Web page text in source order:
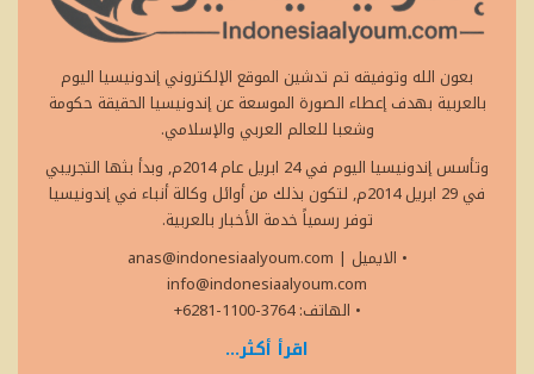
بعون الله وتوفيقه تم تدشين الموقع الإلكتروني إندونيسيا اليوم
بالعربية بهدف إعطاء الصورة الموسعة عن إندونيسيا الحقيقة حكومة
وشعبا للعالم العربي والإسلامي.
وتأسس إندونيسيا اليوم في 24 ابريل عام 2014م, وبدأ بثها التجريبي
في 29 ابريل 2014م, لتكون بذلك من أوائل وكالة أنباء في إندونيسيا
توفر رسمياً خدمة الأخبار بالعربية.
• الايميل
anas@indonesiaalyoum.com |
info@indonesiaalyoum.com
• الهاتف: 3764-1100-6281+
اقرأ أكثر...